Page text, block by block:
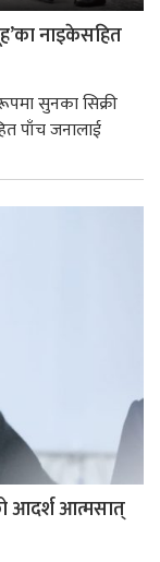
नाइकेसहित
सुनका सिक्री
पाँच जनालाई
आदर्श आत्मसात्